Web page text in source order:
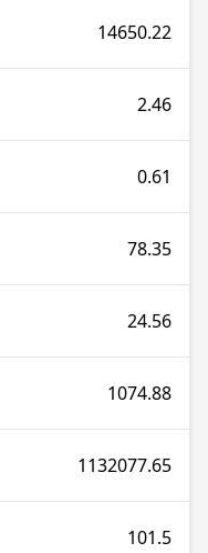
14650.22
2.46
0.61
78.35
24.56
1074.88
1132077.65
101.5